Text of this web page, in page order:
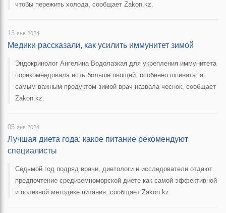
чтобы пережить холода, сообщает Zakon.kz.
13 янв 2024
Медики рассказали, как усилить иммунитет зимой
Эндокринолог Ангелина Водолазкая для укрепления иммунитета
порекомендовала есть больше овощей, особенно шпината, а
самым важным продуктом зимой врач назвала чеснок, сообщает
Zakon.kz.
05 янв 2024
Лучшая диета года: какое питание рекомендуют
специалисты
Седьмой год подряд врачи, диетологи и исследователи отдают
предпочтение средиземноморской диете как самой эффективной
и полезной методике питания, сообщает Zakon.kz.